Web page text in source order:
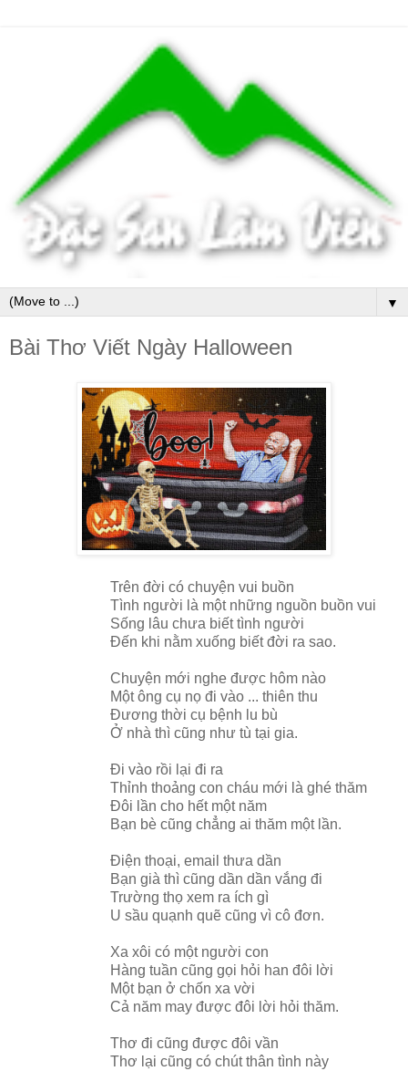
▼
Bài Thơ Viết Ngày Halloween
Trên đời có chuyện vui buồn
Tình người là một những nguồn buồn vui
Sống lâu chưa biết tình người
Đến khi nằm xuống biết đời ra sao.
Chuyện mới nghe được hôm nào
Một ông cụ nọ đi vào ... thiên thu
Đương thời cụ bệnh lu bù
Ở nhà thì cũng như tù tại gia.
Đi vào rồi lại đi ra
Thỉnh thoảng con cháu mới là ghé thăm
Đôi lần cho hết một năm
Bạn bè cũng chẳng ai thăm một lần.
Điện thoại, email thưa dần
Bạn già thì cũng dần dần vắng đi
Trường thọ xem ra ích gì
U sầu quạnh quẽ cũng vì cô đơn.
Xa xôi có một người con
Hàng tuần cũng gọi hỏi han đôi lời
Một bạn ở chốn xa vời
Cả năm may được đôi lời hỏi thăm.
Thơ đi cũng được đôi vần
Thơ lại cũng có chút thân tình này